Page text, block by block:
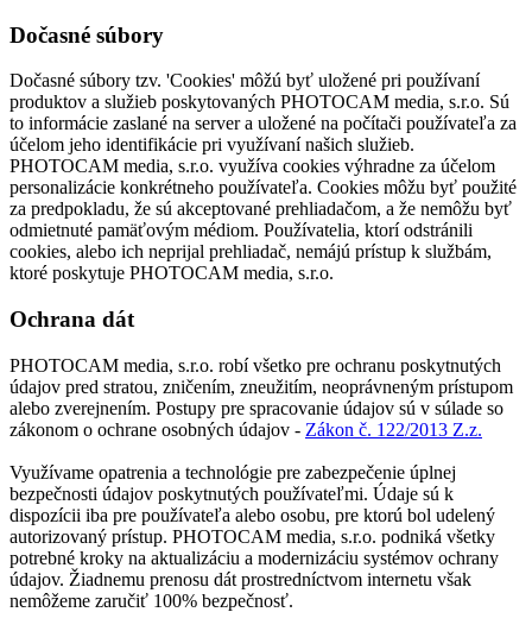
Dočasné súbory
Dočasné súbory tzv. 'Cookies' môžú byť uložené pri používaní
produktov a služieb poskytovaných PHOTOCAM media, s.r.o. Sú
to informácie zaslané na server a uložené na počítači používateľa za
účelom jeho identifikácie pri využívaní našich služieb.
PHOTOCAM media, s.r.o. využíva cookies výhradne za účelom
personalizácie konkrétneho používateľa. Cookies môžu byť použité
za predpokladu, že sú akceptované prehliadačom, a že nemôžu byť
odmietnuté pamäťovým médiom. Používatelia, ktorí odstránili
cookies, alebo ich neprijal prehliadač, nemájú prístup k službám,
ktoré poskytuje PHOTOCAM media, s.r.o.
Ochrana dát
PHOTOCAM media, s.r.o. robí všetko pre ochranu poskytnutých
údajov pred stratou, zničením, zneužitím, neoprávneným prístupom
alebo zverejnením. Postupy pre spracovanie údajov sú v súlade so
zákonom o ochrane osobných údajov - Zákon č. 122/2013 Z.z.
Využívame opatrenia a technológie pre zabezpečenie úplnej
bezpečnosti údajov poskytnutých používateľmi. Údaje sú k
dispozícii iba pre používateľa alebo osobu, pre ktorú bol udelený
autorizovaný prístup. PHOTOCAM media, s.r.o. podniká všetky
potrebné kroky na aktualizáciu a modernizáciu systémov ochrany
údajov. Žiadnemu prenosu dát prostredníctvom internetu však
nemôžeme zaručiť 100% bezpečnosť.